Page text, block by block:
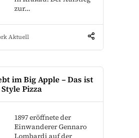
zur…
Aktuell
im Big Apple – Das ist
Pizza
1897 eröffnete der
Einwanderer Gennaro
Lombardi auf der